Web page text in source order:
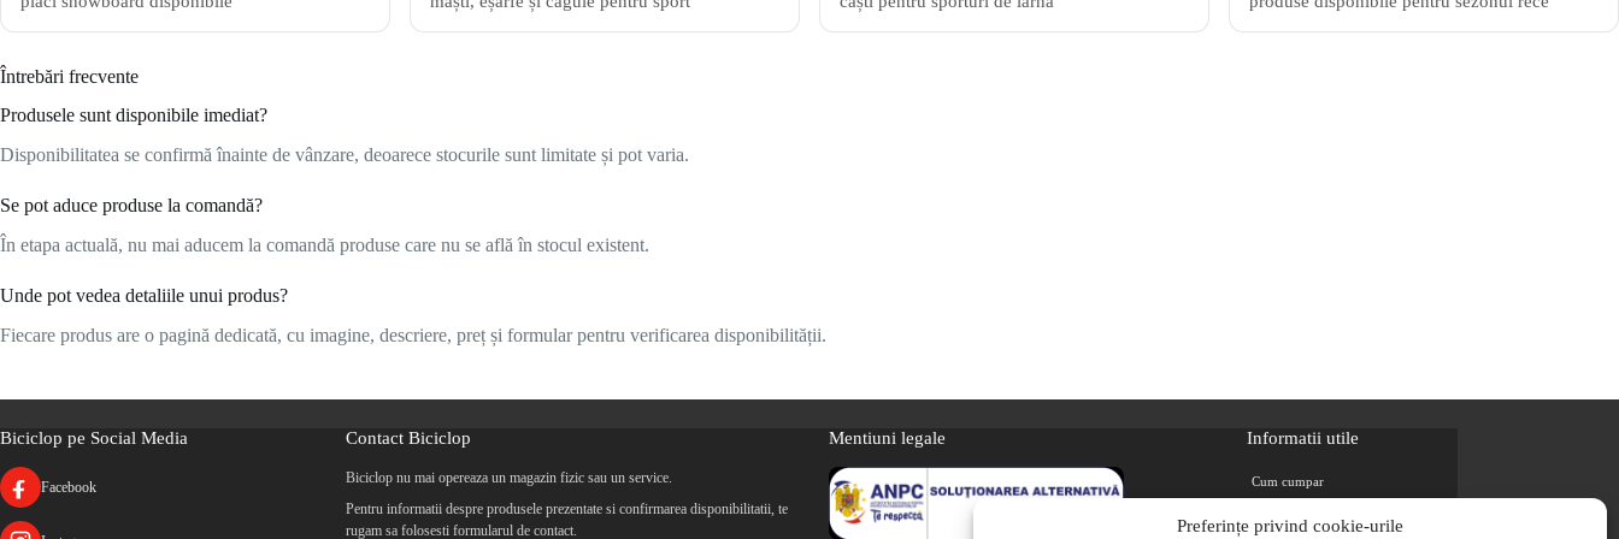
Preferințe privind cookie-urile
Întrebări frecvente
Produsele sunt disponibile imediat?
Disponibilitatea se confirmă înainte de vânzare, deoarece stocurile sunt limitate și pot varia.
Se pot aduce produse la comandă?
În etapa actuală, nu mai aducem la comandă produse care nu se află în stocul existent.
Unde pot vedea detaliile unui produs?
Fiecare produs are o pagină dedicată, cu imagine, descriere, preț și formular pentru verificarea disponibilității.
Biciclop pe Social Media
Facebook
Contact Biciclop
Biciclop nu mai opereaza un magazin fizic sau un service.
Pentru informatii despre produsele prezentate si confirmarea disponibilitatii, te
rugam sa folosesti formularul de contact.
Mentiuni legale Informatii utile
Cum cumpar